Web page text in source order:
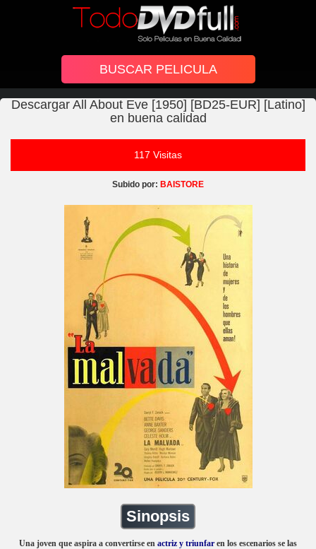
Descargar All About Eve [1950] [BD25-EUR] [Latino]
en buena calidad
117 Visitas
Subido por: BAISTORE
Sinopsis
Una joven que aspira a convertirse en actriz y triunfaren los escenarios se las